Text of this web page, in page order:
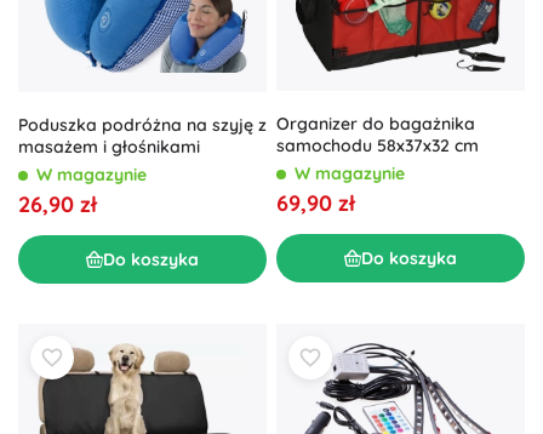
Poduszka podróżna na szyję z
masażem i głośnikami
W magazynie
26,90 zł
Do koszyka
Organizer do bagażnika
samochodu 58x37x32 cm
W magazynie
69,90 zł
Do koszyka